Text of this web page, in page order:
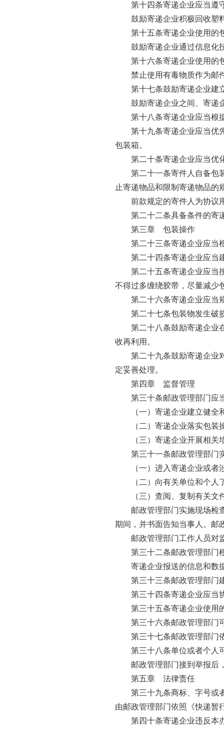
第十四条寄递企业应当遵
鼓励寄递企业积极回收塑
第十五条寄递企业使用的
鼓励寄递企业通过信息化
第十六条寄递企业使用的
禁止使用有毒物质作为邮
第十七条鼓励寄递企业建
鼓励寄递企业之间、寄递
第十八条寄递企业应当根
第十九条寄递企业应当优
包装箱。
第二十条寄递企业应当优
第二十一条寄件人自备包
止寄递物品和限制寄递物品的
前款规定的寄件人为协议
第二十二条具备条件的寄
第三章 包装操作
第二十三条寄递企业应当
第二十四条寄递企业应当
第二十五条寄递企业应当
不得过多缠绕胶带，尽量减少
第二十六条寄递企业应当
第二十七条包装物发生破
第二十八条鼓励寄递企业
收再利用。
第二十九条鼓励寄递企业
定妥善处理。
第四章 监督管理
第三十条邮政管理部门应
（一）寄递企业建立健
（二）寄递企业落实包装
（三）寄递企业开展相关
第三十一条邮政管理部门
（一）进入寄递企业或
（二）向有关单位和个人
（三）查阅、复制有关文
邮政管理部门实施现场检
期间，并书面告知当事人。邮
邮政管理部门工作人员对
第三十二条邮政管理部门
寄递企业报送的信息和数
第三十三条邮政管理部门
第三十四条寄递企业应当
第三十五条寄递企业使用
第三十六条邮政管理部门
第三十七条邮政管理部门
第三十八条单位或者个人
邮政管理部门接到举报后
第五章 法律责任
第三十九条商标、字号或
由邮政管理部门依照《快递暂
第四十条寄递企业违反本